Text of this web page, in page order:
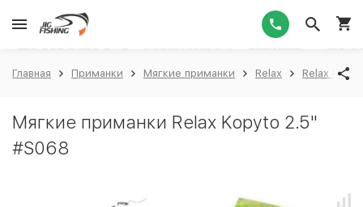
Главная Приманки Мягкие приманки Relax Relax
Мягкие приманки Relax Kopyto 2.5"
#S068